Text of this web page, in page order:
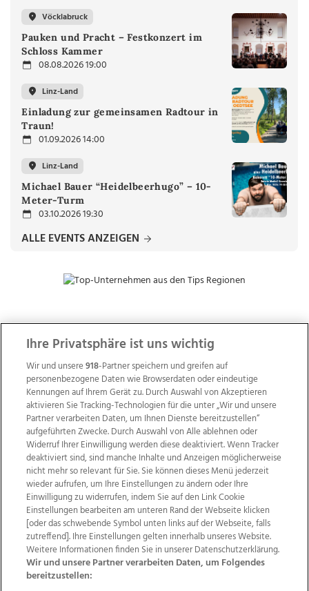
Vöcklabruck
Pauken und Pracht – Festkonzert im
Schloss Kammer
08.08.2026 19:00
Linz-Land
Einladung zur gemeinsamen Radtour in
Traun!
01.09.2026 14:00
Linz-Land
Michael Bauer “Heidelbeerhugo” – 10-
Meter-Turm
03.10.2026 19:30
ALLE EVENTS ANZEIGEN
ZUR NACHRICHTENÜBERSICHT
Wir über uns Mediadaten Kontakt
Jobs
Datenschutz
Impressum
AGB Anzeigekunden
AGB Website
Ehrenkodex Politische Werbung
Ihre Privatsphäre ist uns wichtig
Wir und unsere918-Partner speichern und greifen auf
personenbezogene Daten wie Browserdaten oder eindeutige
Kennungen auf Ihrem Gerät zu. Durch Auswahl von Akzeptieren
aktivieren Sie Tracking-Technologien für die unter „Wir und unsere
Partner verarbeiten Daten, um Ihnen Dienste bereitzustellen“
aufgeführten Zwecke. Durch Auswahl von Alle ablehnen oder
Widerruf Ihrer Einwilligung werden diese deaktiviert. Wenn Tracker
deaktiviert sind, sind manche Inhalte und Anzeigen möglicherweise
nicht mehr so relevant für Sie. Sie können dieses Menü jederzeit
wieder aufrufen, um Ihre Einstellungen zu ändern oder Ihre
Einwilligung zu widerrufen, indem Sie auf den Link Cookie
Einstellungen bearbeiten am unteren Rand der Webseite klicken
[oder das schwebende Symbol unten links auf der Webseite, falls
zutreffend]. Ihre Einstellungen gelten innerhalb unseres Website.
Weitere Informationen finden Sie in unserer Datenschutzerklärung.
Wir und unsere Partner verarbeiten Daten, um Folgendes
bereitzustellen: